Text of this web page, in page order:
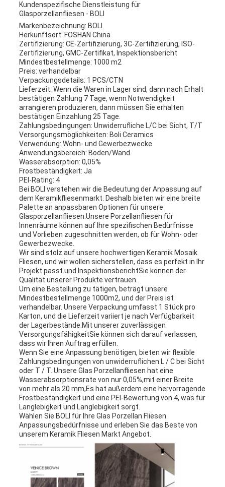
Kundenspezifische Dienstleistung für
Glasporzellanfliesen - BOLI
Markenbezeichnung: BOLI
Herkunftsort: FOSHAN China
Zertifizierung: CE-Zertifizierung, 3C-Zertifizierung, ISO-
Zertifizierung, GMC-Zertifikat, Inspektionsbericht
Mindestbestellmenge: 1000 m2
Preis: verhandelbar
Verpackungsdetails: 1 PCS/CTN
Lieferzeit: Wenn die Waren in Lager sind, dann nach Erhalt
bestätigen Zahlung 7 Tage, wenn Notwendigkeit
arrangieren produzieren, dann müssen Sie erhalten
bestätigen Einzahlung 25 Tage.
Zahlungsbedingungen: Unwiderrufliche L/C bei Sicht, T/T
Versorgungsmöglichkeiten: Boli Ceramics
Verwendung: Wohn- und Gewerbezwecke
Anwendungsbereich: Boden/Wand
Wasserabsorption: 0,05%
Frostbeständigkeit: Ja
PEI-Rating: 4
Bei BOLI verstehen wir die Bedeutung der Anpassung auf
dem Keramikfliesenmarkt. Deshalb bieten wir eine breite
Palette an anpassbaren Optionen für unsere
Glasporzellanfliesen.Unsere Porzellanfliesen für
Innenräume können auf Ihre spezifischen Bedürfnisse
und Vorlieben zugeschnitten werden, ob für Wohn- oder
Gewerbezwecke.
Wir sind stolz auf unsere hochwertigen Keramik Mosaik
Fliesen, und wir wollen sicherstellen, dass es perfekt in Ihr
Projekt passt.und InspektionsberichtSie können der
Qualität unserer Produkte vertrauen.
Um eine Bestellung zu tätigen, beträgt unsere
Mindestbestellmenge 1000m2, und der Preis ist
verhandelbar. Unsere Verpackung umfasst 1 Stück pro
Karton, und die Lieferzeit variiert je nach Verfügbarkeit
der Lagerbestände.Mit unserer zuverlässigen
VersorgungsfähigkeitSie können sich darauf verlassen,
dass wir Ihren Auftrag erfüllen.
Wenn Sie eine Anpassung benötigen, bieten wir flexible
Zahlungsbedingungen von unwiderruflichen L / C bei Sicht
oder T / T. Unsere Glas Porzellanfliesen hat eine
Wasserabsorptionsrate von nur 0,05%,mit einer Breite
von mehr als 20 mm,Es hat außerdem eine hervorragende
Frostbeständigkeit und eine PEI-Bewertung von 4, was für
Langlebigkeit und Langlebigkeit sorgt.
Wählen Sie BOLI für Ihre Glas Porzellan Fliesen
Anpassungsbedürfnisse und erleben Sie das Beste von
unserem Keramik Fliesen Markt Angebot.